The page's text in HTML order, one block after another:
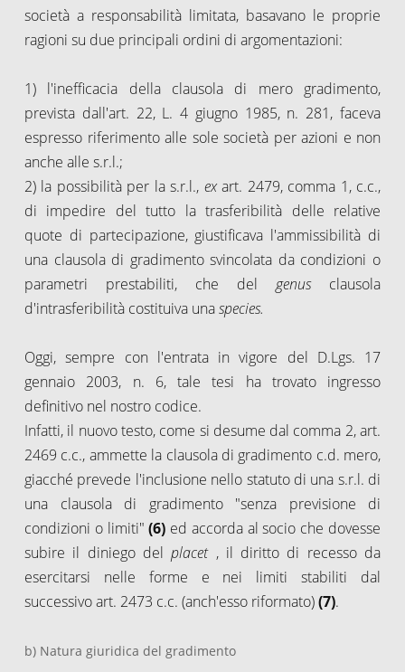
società a responsabilità limitata, basavano le proprie
ragioni su due principali ordini di argomentazioni:
1) l'inefficacia della clausola di mero gradimento,
prevista dall'art. 22, L. 4 giugno 1985, n. 281, faceva
espresso riferimento alle sole società per azioni e non
anche alle s.r.l.;
2) la possibilità per la s.r.l., exart. 2479, comma 1, c.c.,
di impedire del tutto la trasferibilità delle relative
quote di partecipazione, giustificava l'ammissibilità di
una clausola di gradimento svincolata da condizioni o
parametri prestabiliti, che del genus clausola
d'intrasferibilità costituiva unaspecies.
Oggi, sempre con l'entrata in vigore del D.Lgs. 17
gennaio 2003, n. 6, tale tesi ha trovato ingresso
definitivo nel nostro codice.
Infatti, il nuovo testo, come si desume dal comma 2, art.
2469 c.c., ammette la clausola di gradimento c.d. mero,
giacché prevede l'inclusione nello statuto di una s.r.l. di
una clausola di gradimento "senza previsione di
condizioni o limiti"(6) ed accorda al socio che dovesse
subire il diniego delplacet , il diritto di recesso da
esercitarsi nelle forme e nei limiti stabiliti dal
successivo art. 2473 c.c. (anch'esso riformato)(7).
b) Natura giuridica del gradimento